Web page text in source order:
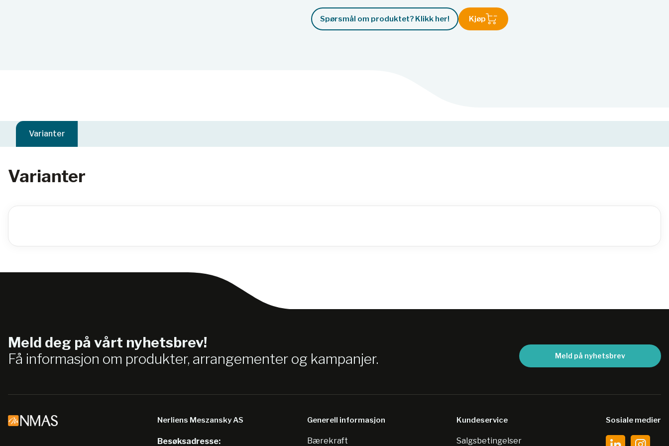
Spørsmål om produktet? Klikk her! Kjøp
Varianter
Varianter
Meld deg på vårt nyhetsbrev!
Få informasjon om produkter, arrangementer og kampanjer.
Meld på nyhetsbrev
Nerliens Meszansky AS
Besøksadresse:
Generell informasjon
Bærekraft
Kundeservice
Salgsbetingelser
Sosiale medier